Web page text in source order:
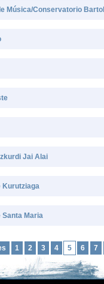
Música/Conservatorio
Jai Alai
Kurutziaga
Santa Maria
1 2 3 4 5 6 7